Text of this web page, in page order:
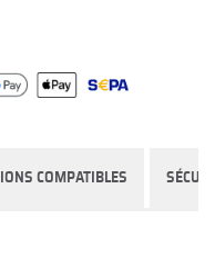
COMPATIBLES